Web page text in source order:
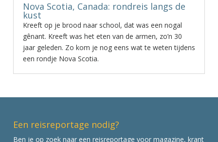
Nova Scotia, Canada: rondreis langs de
kust
Kreeft op je brood naar school, dat was een nogal
gênant. Kreeft was het eten van de armen, zo’n 30
jaar geleden. Zo kom je nog eens wat te weten tijdens
een rondje Nova Scotia.
Een reisreportage nodig?
Ben je op zoek naar een reisreportage voor magazine, krant